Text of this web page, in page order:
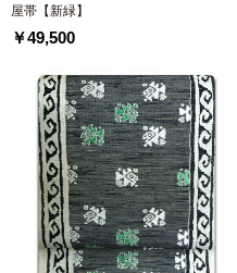
屋帯【新緑】
￥49,500